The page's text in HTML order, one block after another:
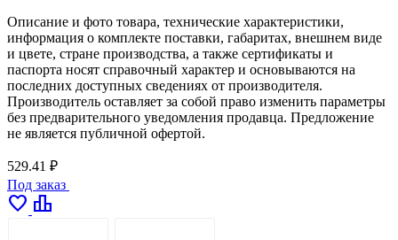
Описание и фото товара, технические характеристики,
информация о комплекте поставки, габаритах, внешнем виде
и цвете, стране производства, а также сертификаты и
паспорта носят справочный характер и основываются на
последних доступных сведениях от производителя.
Производитель оставляет за собой право изменить параметры
без предварительного уведомления продавца. Предложение
не является публичной офертой.
529.41 ₽
Под заказ
favorite leaderboard